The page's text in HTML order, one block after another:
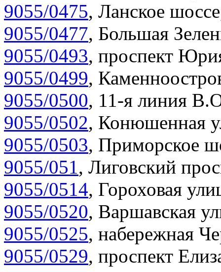
9055/0475, Ланское
9055/0477, Большая
9055/0493, проспект
9055/0499,
9055/0500, 11-я линия
9055/0502, Конюшенная
9055/0503, Приморское
9055/051, Лиговский
9055/0514, Гороховая
9055/0520, Варшавская
9055/0525, набережная
9055/0529, проспект